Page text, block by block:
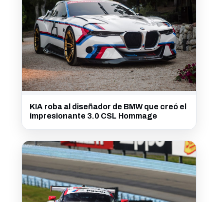
KIA roba al diseñador de BMW que creó el
impresionante 3.0 CSL Hommage